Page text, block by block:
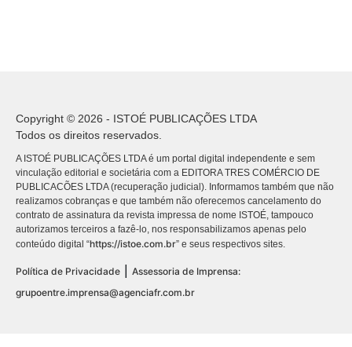
Copyright © 2026 - ISTOÉ PUBLICAÇÕES LTDA
Todos os direitos reservados.
A ISTOÉ PUBLICAÇÕES LTDA é um portal digital independente e sem
vinculação editorial e societária com a EDITORA TRES COMÉRCIO DE
PUBLICACÕES LTDA (recuperação judicial). Informamos também que não
realizamos cobranças e que também não oferecemos cancelamento do
contrato de assinatura da revista impressa de nome ISTOÉ, tampouco
autorizamos terceiros a fazê-lo, nos responsabilizamos apenas pelo
conteúdo digital “https://istoe.com.br” e seus respectivos sites.
Política de Privacidade
Assessoria de Imprensa:
grupoentre.imprensa@agenciafr.com.br